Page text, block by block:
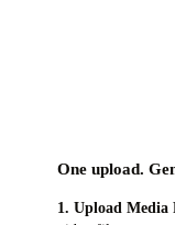
One upload.
Upload Media